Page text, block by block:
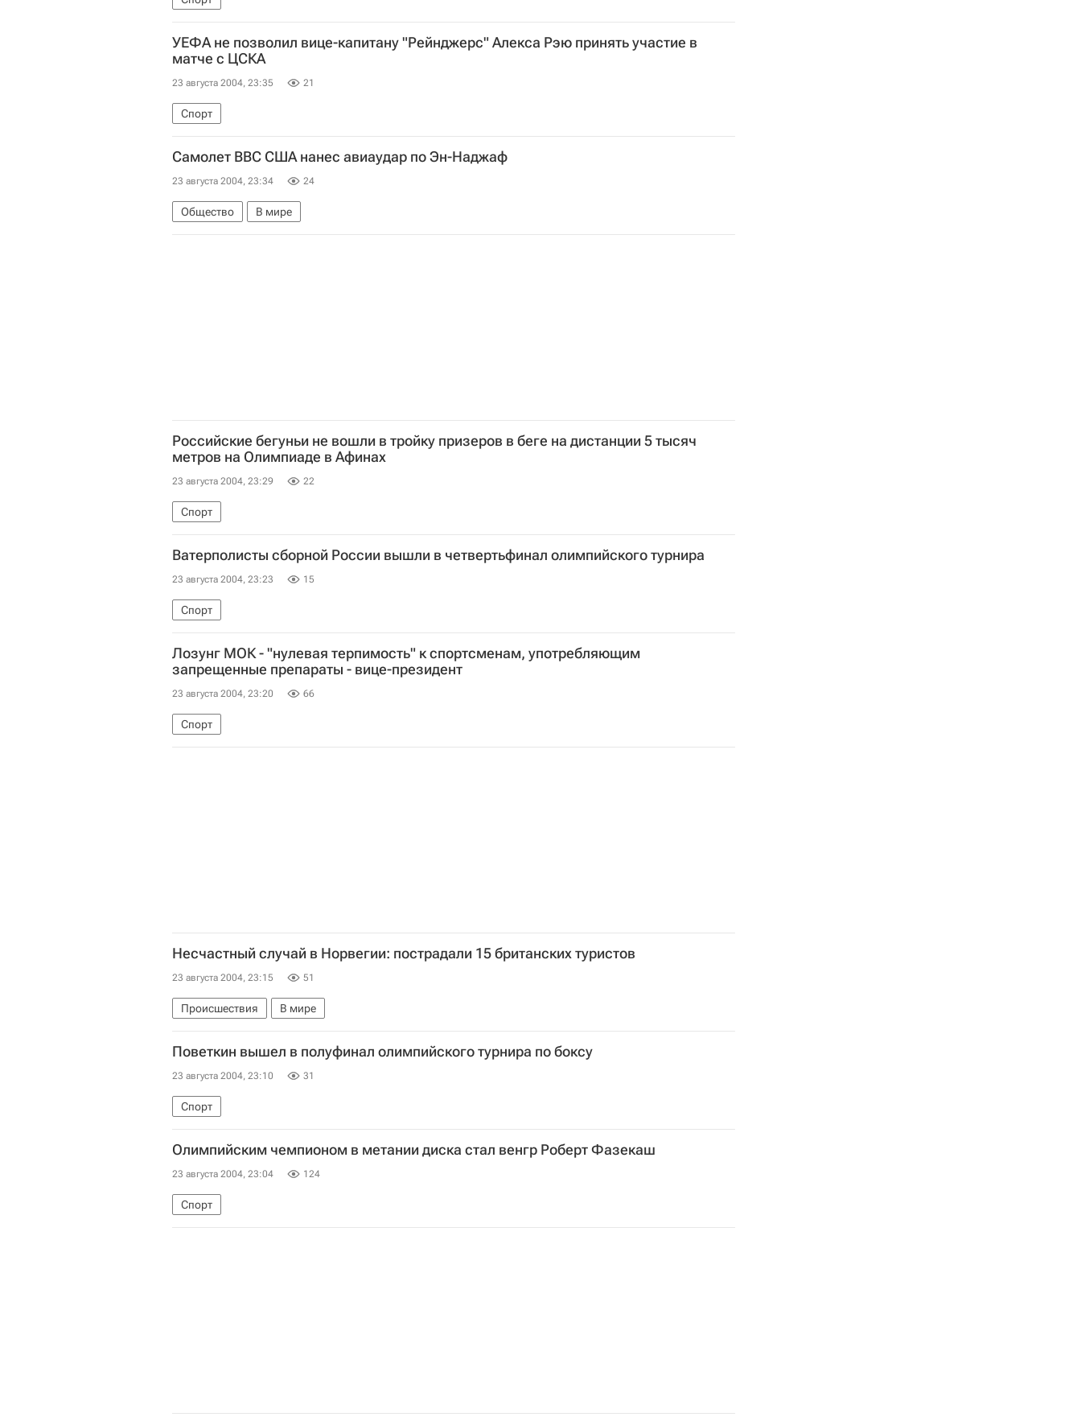
УЕФА не позволил вице-капитану "Рейнджерс" Алекса Рэю принять участие в
матче с ЦСКА
23 августа 2004, 23:35 21
Спорт
Самолет ВВС США нанес авиаудар по Эн-Наджаф
23 августа 2004, 23:34 24
Общество В мире
Российские бегуньи не вошли в тройку призеров в беге на дистанции 5 тысяч
метров на Олимпиаде в Афинах
23 августа 2004, 23:29 22
Спорт
Ватерполисты сборной России вышли в четвертьфинал олимпийского турнира
23 августа 2004, 23:23 15
Спорт
Лозунг МОК - "нулевая терпимость" к спортсменам, употребляющим
запрещенные препараты - вице-президент
23 августа 2004, 23:20 66
Спорт
Несчастный случай в Норвегии: пострадали 15 британских туристов
23 августа 2004, 23:15 51
Происшествия В мире
Поветкин вышел в полуфинал олимпийского турнира по боксу
23 августа 2004, 23:10 31
Спорт
Олимпийским чемпионом в метании диска стал венгр Роберт Фазекаш
23 августа 2004, 23:04 124
Спорт